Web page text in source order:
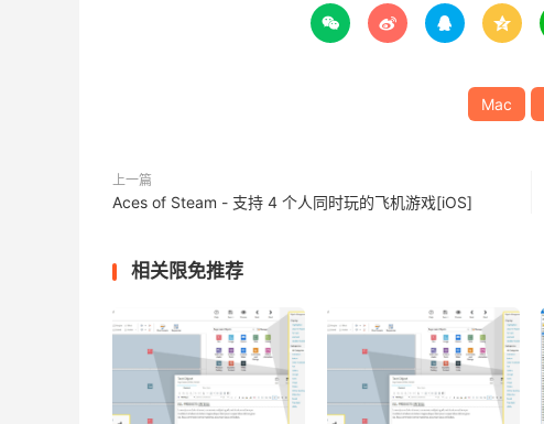
   
Mac
上一篇
Aces of Steam - 支持 4 个人同时玩的飞机游戏[iOS]
相关限免推荐